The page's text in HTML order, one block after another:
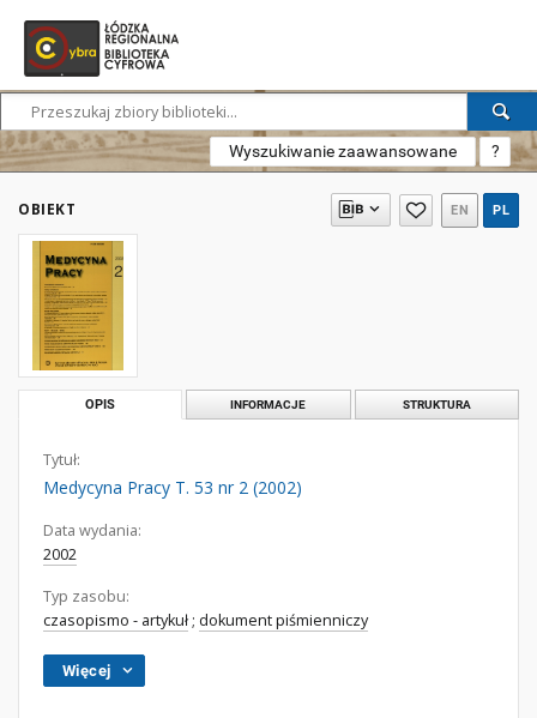
Wyszukiwanie zaawansowane ?
OBIEKT EN PL
OPIS INFORMACJE STRUKTURA
Tytuł:
Medycyna Pracy T. 53 nr 2 (2002)
Data wydania:
2002
Typ zasobu:
czasopismo - artykuł ; dokument piśmienniczy
Więcej